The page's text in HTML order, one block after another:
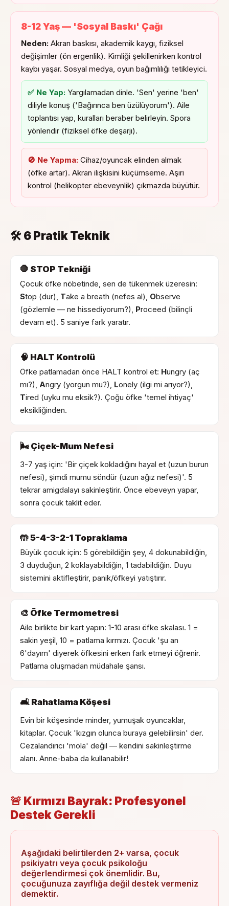
8-12 Yaş — 'Sosyal Baskı' Çağı
Neden: Akran baskısı, akademik kaygı, fiziksel
değişimler (ön ergenlik). Kimliği şekillenirken kontrol
kaybı yaşar. Sosyal medya, oyun bağımlılığı tetikleyici.
✅ Ne Yap: Yargılamadan dinle. 'Sen' yerine 'ben'
diliyle konuş ('Bağırınca ben üzülüyorum'). Aile
toplantısı yap, kuralları beraber belirleyin. Spora
yönlendir (fiziksel öfke deşarjı).
🚫 Ne Yapma: Cihaz/oyuncak elinden almak
(öfke artar). Akran ilişkisini küçümseme. Aşırı
kontrol (helikopter ebeveynlik) çıkmazda büyütür.
🛠 6 Pratik Teknik
🛑 STOP Tekniği
Çocuk öfke nöbetinde, sen de tükenmek üzeresin:
Stop (dur), Take a breath (nefes al), Observe
(gözlemle — ne hissediyorum?), Proceed (bilinçli
devam et). 5 saniye fark yaratır.
🧠 HALT Kontrolü
Öfke patlamadan önce HALT kontrol et: Hungry (aç
mı?), Angry (yorgun mu?), Lonely (ilgi mi arıyor?),
Tired (uyku mu eksik?). Çoğu öfke 'temel ihtiyaç'
eksikliğinden.
🌬 Çiçek-Mum Nefesi
3-7 yaş için: 'Bir çiçek kokladığını hayal et (uzun burun
nefesi), şimdi mumu söndür (uzun ağız nefesi)'. 5
tekrar amigdalayı sakinleştirir. Önce ebeveyn yapar,
sonra çocuk taklit eder.
🤲 5-4-3-2-1 Topraklama
Büyük çocuk için: 5 görebildiğin şey, 4 dokunabildiğin,
3 duyduğun, 2 koklayabildiğin, 1 tadabildiğin. Duyu
sistemini aktifleştirir, panik/öfkeyi yatıştırır.
🎨 Öfke Termometresi
Aile birlikte bir kart yapın: 1-10 arası öfke skalası. 1 =
sakin yeşil, 10 = patlama kırmızı. Çocuk 'şu an
6'dayım' diyerek öfkesini erken fark etmeyi öğrenir.
Patlama oluşmadan müdahale şansı.
🛋 Rahatlama Köşesi
Evin bir köşesinde minder, yumuşak oyuncaklar,
kitaplar. Çocuk 'kızgın olunca buraya gelebilirsin' der.
Cezalandırıcı 'mola' değil — kendini sakinleştirme
alanı. Anne-baba da kullanabilir!
🚨 Kırmızı Bayrak: Profesyonel
Destek Gerekli
Aşağıdaki belirtilerden 2+ varsa, çocuk
psikiyatrı veya çocuk psikoloğu
değerlendirmesi çok önemlidir. Bu,
çocuğunuza zayıflığa değil destek vermeniz
demektir.